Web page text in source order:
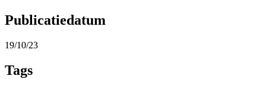
Publicatiedatum
19/10/23
Tags